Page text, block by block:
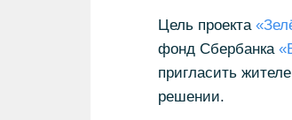
Цель проекта
фонд Сбербанка
пригласить
решении.